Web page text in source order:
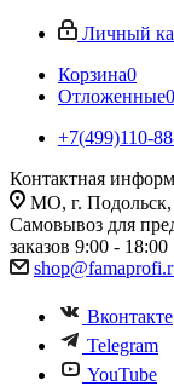
Личный
Корзина0
Отложенные0
+7(499)110-
Контактная
МО, г.
Самовывоз для
заказов 9:00 - 18:00
Вконтакте
Telegram
YouTube